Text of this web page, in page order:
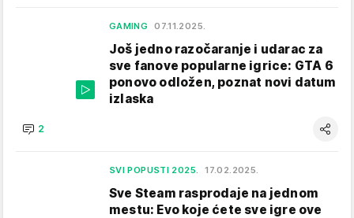
GAMING 07.11.2025.
Još jedno razočaranje i udarac za
sve fanove popularne igrice: GTA 6
ponovo odložen, poznat novi datum
izlaska
2
SVI POPUSTI 2025. 17.02.2025.
Sve Steam rasprodaje na jednom
mestu: Evo koje ćete sve igre ove